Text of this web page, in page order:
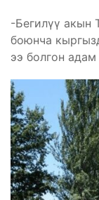
-Бегилүү акын
боюнча
ээ болгон